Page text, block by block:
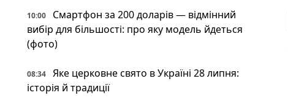
10:00
Смартфон за 200 доларів — відмінний
вибір для більшості: про яку модель йдеться
(фото)
08:34
Яке церковне свято в Україні 28 липня:
історія й традиції